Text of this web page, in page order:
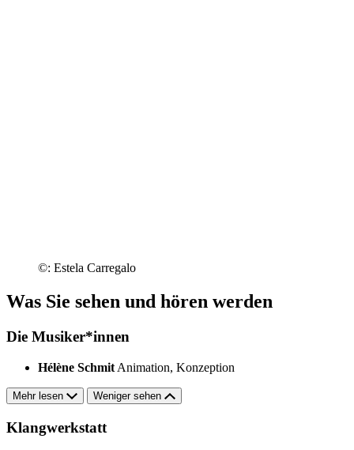
©: Estela Carregalo
Was Sie sehen und hören werden
Die Musiker*innen
Hélène Schmit Animation, Konzeption
Mehr lesen Weniger sehen
Klangwerkstatt